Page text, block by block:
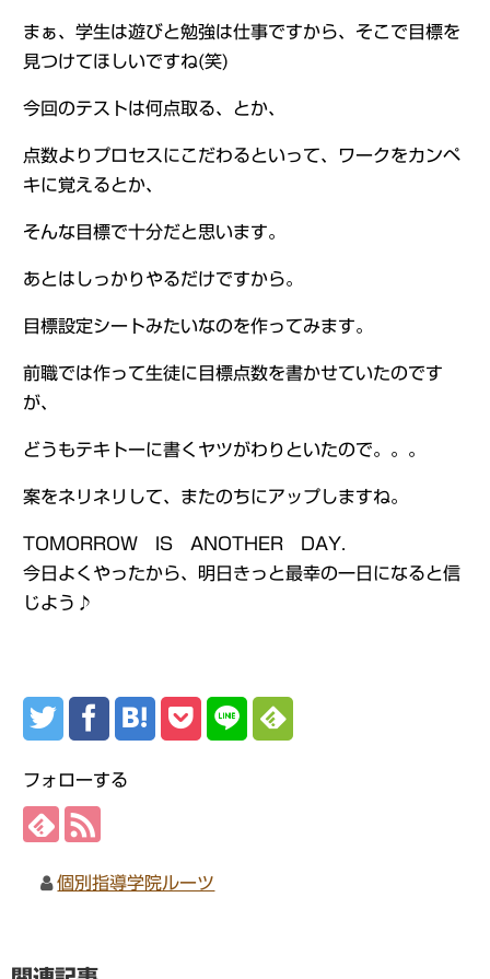
まぁ、学生は遊びと勉強は仕事ですから、そこで目標を
見つけてほしいですね(笑)
今回のテストは何点取る、とか、
点数よりプロセスにこだわるといって、ワークをカンペ
キに覚えるとか、
そんな目標で十分だと思います。
あとはしっかりやるだけですから。
目標設定シートみたいなのを作ってみます。
前職では作って生徒に目標点数を書かせていたのです
が、
どうもテキトーに書くヤツがわりといたので。。。
案をネリネリして、またのちにアップしますね。
TOMORROW IS ANOTHER DAY.
今日よくやったから、明日きっと最幸の一日になると信
じよう♪
フォローする
個別指導学院ルーツ